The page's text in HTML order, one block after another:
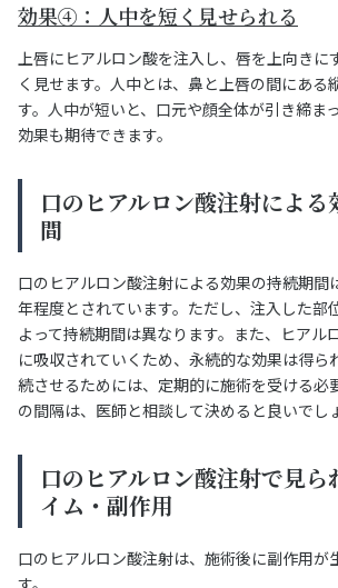
効果④：人中を短く見せられる
上唇にヒアルロン酸を注入し、唇を上向きに
く見せます。人中とは、鼻と上唇の間にある
す。人中が短いと、口元や顔全体が引き締ま
効果も期待できます。
口のヒアルロン酸注射による
間
口のヒアルロン酸注射による効果の持続期間
年程度とされています。ただし、注入した部
よって持続期間は異なります。また、ヒアル
に吸収されていくため、永続的な効果は得ら
続させるためには、定期的に施術を受ける必
の間隔は、医師と相談して決めると良いでし
口のヒアルロン酸注射で見ら
イム・副作用
口のヒアルロン酸注射は、施術後に副作用が